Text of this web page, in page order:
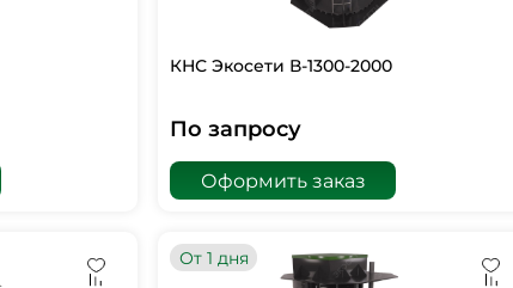
КНС Экосети В-1300-2000
По запросу
Оформить заказ
От 1 дня